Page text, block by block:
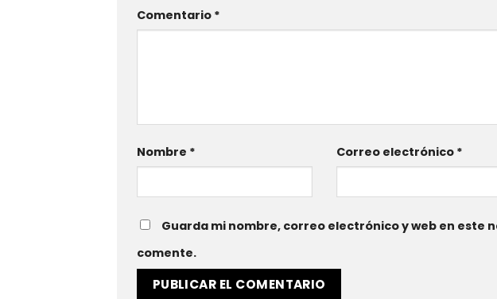
Comentario *
Nombre * Correo electrónico *
Guarda mi nombre, correo electrónico y web en este
comente.